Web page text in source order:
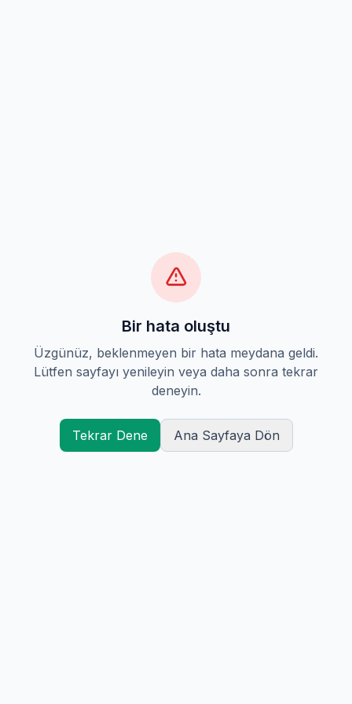
Bir hata oluştu
Üzgünüz, beklenmeyen bir hata meydana geldi.
Lütfen sayfayı yenileyin veya daha sonra tekrar
deneyin.
Tekrar Dene Ana Sayfaya Dön